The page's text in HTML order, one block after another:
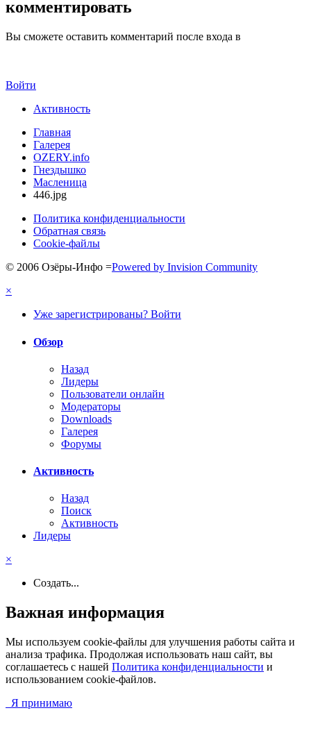
комментировать
Вы сможете оставить комментарий после входа в
Войти
Активность
Главная
Галерея
OZERY.info
Гнездышко
Масленица
446.jpg
Политика конфиденциальности
Обратная связь
Cookie-файлы
© 2006 Озёры-Инфо =Powered by Invision Community
×
Уже зарегистрированы? Войти
Обзор
Назад
Лидеры
Пользователи онлайн
Модераторы
Downloads
Галерея
Форумы
Активность
Назад
Поиск
Активность
Лидеры
×
Создать...
Важная информация
Мы используем cookie-файлы для улучшения работы сайта и
анализа трафика. Продолжая использовать наш сайт, вы
соглашаетесь с нашей Политика конфиденциальности и
использованием cookie-файлов.
Я принимаю